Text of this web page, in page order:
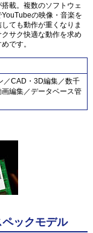
載。複数のソフトウェ
の映像・音楽を
ても動作が重くなりま
サク快適な動作を求め
です。
／CAD・3D編集／数千
編集／データベース管
ックモデル